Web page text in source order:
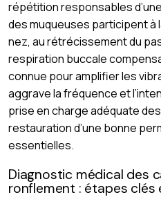
répétition responsables
des muqueuses participent à
nez, au rétrécissement du
respiration buccale
connue pour amplifier les
aggrave la fréquence et
prise en charge adéquate
restauration d’une bonne
essentielles.
Diagnostic médical des
ronflement : étapes clés